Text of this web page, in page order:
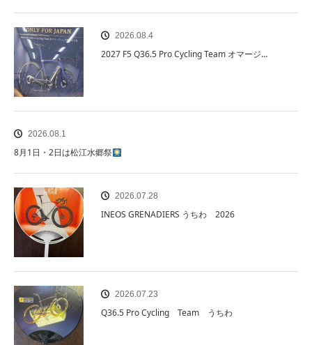
2026.08.4
2027 F5 Q36.5 Pro Cycling Team オマージ…
2026.08.1
8月1日・2日は松江水郷祭
2026.07.28
INEOS GRENADIERS うちわ 2026
2026.07.23
Q36.5 Pro Cycling Team うちわ